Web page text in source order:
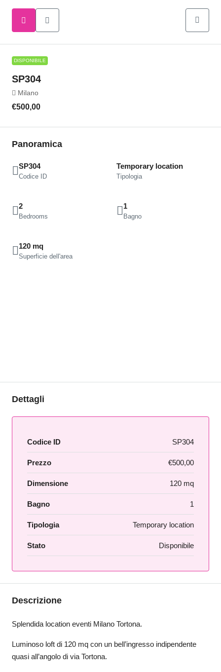
DISPONIBILE
SP304
Milano
€500,00
Panoramica
SP304
Codice ID
Temporary location
Tipologia
2
Bedrooms
1
Bagno
120 mq
Superficie dell'area
Dettagli
Codice ID SP304
Prezzo €500,00
Dimensione 120 mq
Bagno 1
Tipologia Temporary location
Stato Disponibile
Descrizione
Splendida location eventi Milano Tortona.
Luminoso loft di 120 mq con un bell’ingresso indipendente
quasi all’angolo di via Tortona.